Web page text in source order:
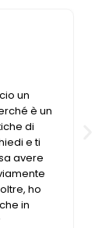
un
è un
di
e ti
avere
ho
in